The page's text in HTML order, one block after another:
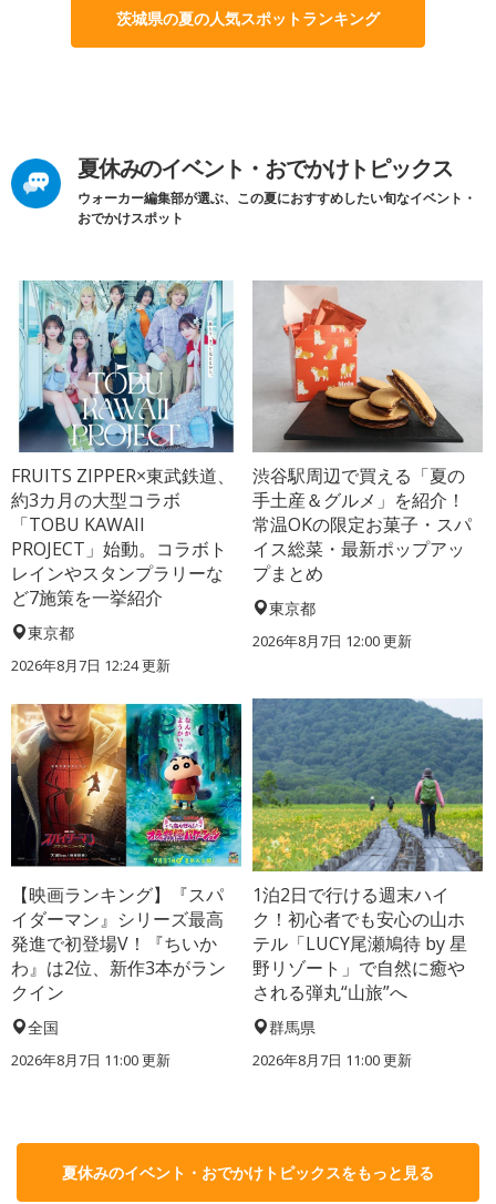
茨城県の夏の人気スポットランキング
夏休みのイベント・おでかけトピックス
ウォーカー編集部が選ぶ、この夏におすすめしたい旬なイベント・
おでかけスポット
FRUITS ZIPPER×東武鉄道、
約3カ月の大型コラボ
「TOBU KAWAII
PROJECT」始動。コラボト
レインやスタンプラリーな
ど7施策を一挙紹介
東京都
2026年8月7日 12:24更新
渋谷駅周辺で買える「夏の
手土産＆グルメ」を紹介！
常温OKの限定お菓子・スパ
イス総菜・最新ポップアッ
プまとめ
東京都
2026年8月7日 12:00更新
【映画ランキング】『スパ
イダーマン』シリーズ最高
発進で初登場V！『ちいか
わ』は2位、新作3本がラン
クイン
全国
2026年8月7日 11:00更新
1泊2日で行ける週末ハイ
ク！初心者でも安心の山ホ
テル「LUCY尾瀬鳩待 by 星
野リゾート」で自然に癒や
される弾丸“山旅”へ
群馬県
2026年8月7日 11:00更新
夏休みのイベント・おでかけトピックスをもっと見る